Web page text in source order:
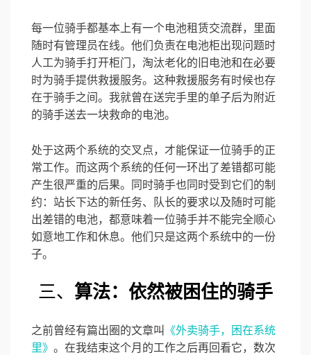
每一位骑手都基本上有一个电池租赁交流群，里面
随时有管理员在线。他们负责在电池柜出现问题时
人工为骑手打开柜门，淘汰老化的旧电池和在必要
时为骑手提供救援服务。这种救援服务有时候也存
在于骑手之间。我就曾在送完手里的单子后为附近
的骑手送去一块救命的电池。
处于这两个系统的交叉点，才能保证一位骑手的正
常工作。而这两个系统的任何一环出了差错都可能
产生很严重的后果。同时骑手也同时受到它们的制
约：站长下达的新任务、队长的要求以及随时可能
出差错的电池，都意味着一位骑手并不能完全顺心
如意地工作和休息。他们只是这两个系统中的一份
子。
三、 算法：依然被困住的骑手
之前曾经有篇出圈的文章叫 《外卖骑手，困在系统
里》 。在我结束这个月的工作之后再回看它，数次